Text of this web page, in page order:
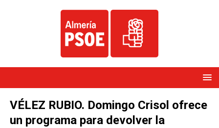
VÉLEZ RUBIO. Domingo Crisol ofrece
un programa para devolver la